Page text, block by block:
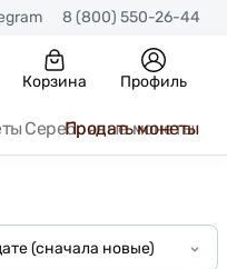
8 (800) 550-26-44
Корзина Профиль
Серебряные монеты
Продать монеты